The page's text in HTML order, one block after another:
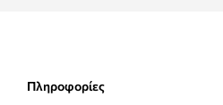
Πληροφορίες